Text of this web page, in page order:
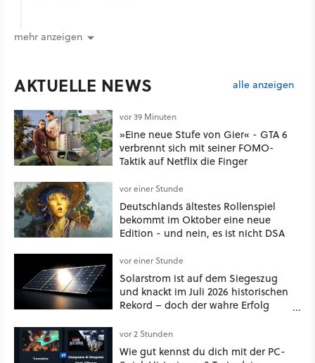
mehr anzeigen
AKTUELLE NEWS alle anzeigen
vor 39 Minuten
»Eine neue Stufe von Gier« - GTA 6
verbrennt sich mit seiner FOMO-
Taktik auf Netflix die Finger
vor einer Stunde
Deutschlands ältestes Rollenspiel
bekommt im Oktober eine neue
Edition - und nein, es ist nicht DSA
vor einer Stunde
Solarstrom ist auf dem Siegeszug
und knackt im Juli 2026 historischen
Rekord – doch der wahre Erfolg
vor 2 Stunden
Wie gut kennst du dich mit der PC-